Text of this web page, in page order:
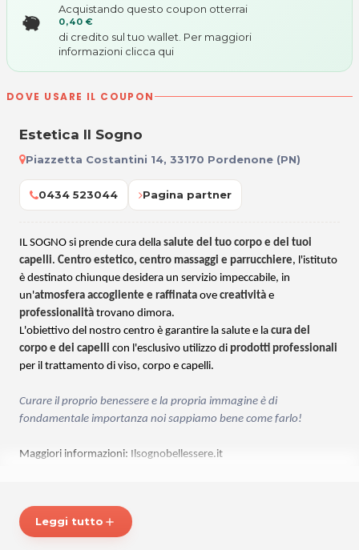
Acquistando questo coupon otterrai
0,40 €
di credito sul tuo wallet. Per maggiori
informazioni clicca qui
DOVE USARE IL COUPON
Estetica Il Sogno
Piazzetta Costantini 14, 33170 Pordenone (PN)
0434 523044 Pagina partner
IL SOGNO si prende cura della salute del tuo corpo e dei tuoi
capelli. Centro estetico, centro massaggi e parrucchiere, l'istituto
è destinato chiunque desidera un servizio impeccabile, in
un'atmosfera accogliente e raffinata ove creatività e
professionalità trovano dimora.
L'obiettivo del nostro centro è garantire la salute e la cura del
corpo e dei capelli con l'esclusivo utilizzo di prodotti professionali
per il trattamento di viso, corpo e capelli.
Curare il proprio benessere e la propria immagine è di
fondamentale importanza noi sappiamo bene come farlo!
Maggiori informazioni: Ilsognobellessere.it
ORARILeggi tutto add